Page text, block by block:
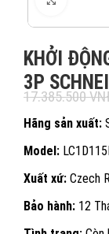
KHỞI
3P
17.385.500
Hãng sản xuất:
Model:
Xuất xứ: Czech
Bảo hành: 12